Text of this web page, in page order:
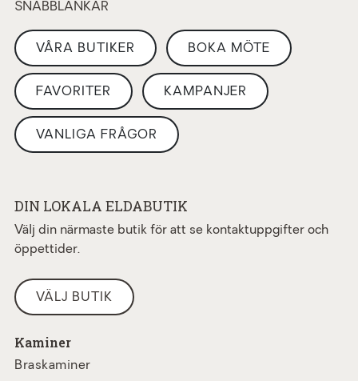
SNABBLÄNKAR
VÅRA BUTIKER BOKA MÖTE
FAVORITER KAMPANJER
VANLIGA FRÅGOR
DIN LOKALA ELDABUTIK
Välj din närmaste butik för att se kontaktuppgifter och
öppettider.
VÄLJ BUTIK
Kaminer
Braskaminer